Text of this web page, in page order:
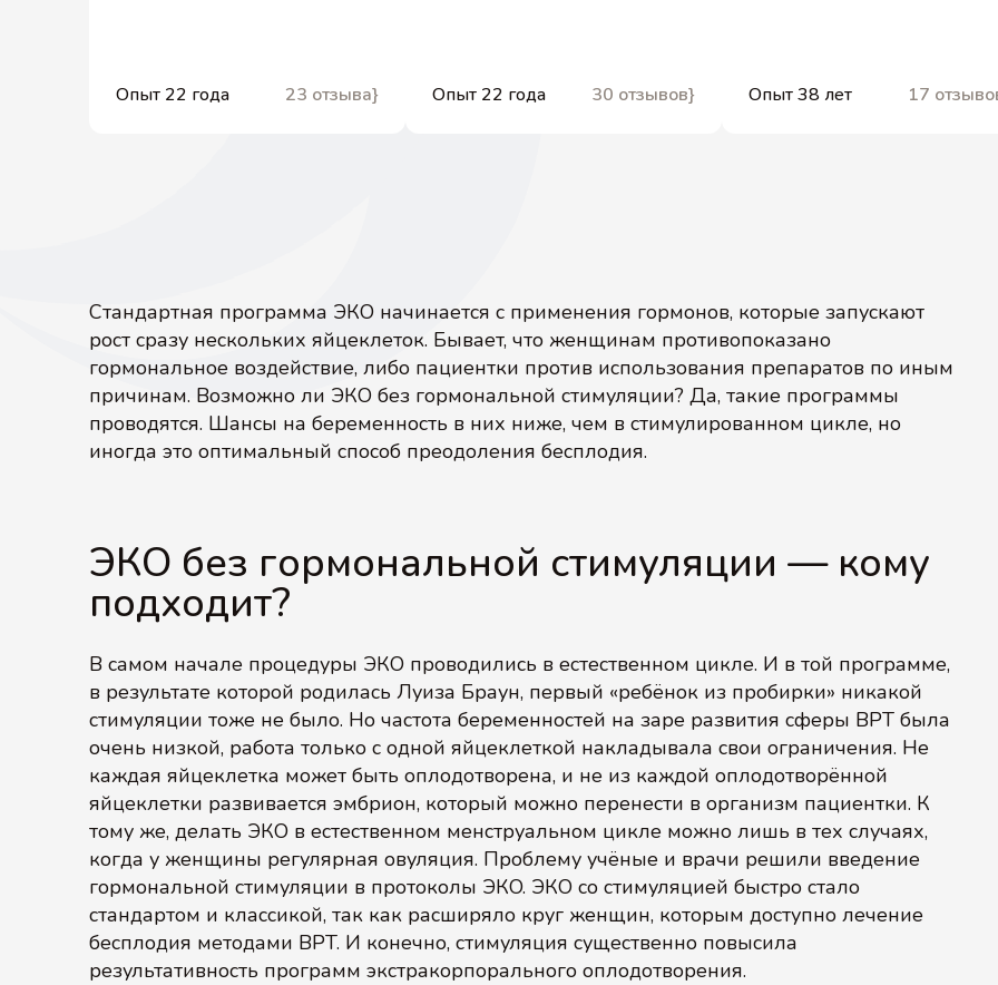
Опыт 22 года 23 отзыва} Опыт 22 года 30 отзывов} Опыт 38 лет 17
Стандартная программа ЭКО начинается с применения гормонов, которые запускают
рост сразу нескольких яйцеклеток. Бывает, что женщинам противопоказано
гормональное воздействие, либо пациентки против использования препаратов по иным
причинам. Возможно ли ЭКО без гормональной стимуляции? Да, такие программы
проводятся. Шансы на беременность в них ниже, чем в стимулированном цикле, но
иногда это оптимальный способ преодоления бесплодия.
ЭКО без гормональной стимуляции — кому
подходит?
В самом начале процедуры ЭКО проводились в естественном цикле. И в той программе,
в результате которой родилась Луиза Браун, первый «ребёнок из пробирки» никакой
стимуляции тоже не было. Но частота беременностей на заре развития сферы ВРТ была
очень низкой, работа только с одной яйцеклеткой накладывала свои ограничения. Не
каждая яйцеклетка может быть оплодотворена, и не из каждой оплодотворённой
яйцеклетки развивается эмбрион, который можно перенести в организм пациентки. К
тому же, делать ЭКО в естественном менструальном цикле можно лишь в тех случаях,
когда у женщины регулярная овуляция. Проблему учёные и врачи решили введение
гормональной стимуляции в протоколы ЭКО. ЭКО со стимуляцией быстро стало
стандартом и классикой, так как расширяло круг женщин, которым доступно лечение
бесплодия методами ВРТ. И конечно, стимуляция существенно повысила
результативность программ экстракорпорального оплодотворения.